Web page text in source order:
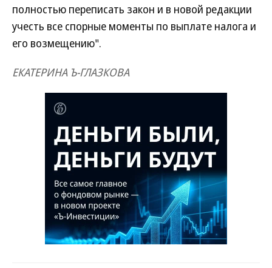
полностью переписать закон и в новой редакции
учесть все спорные моменты по выплате налога и
его возмещению".
ЕКАТЕРИНА Ъ-ГЛАЗКОВА